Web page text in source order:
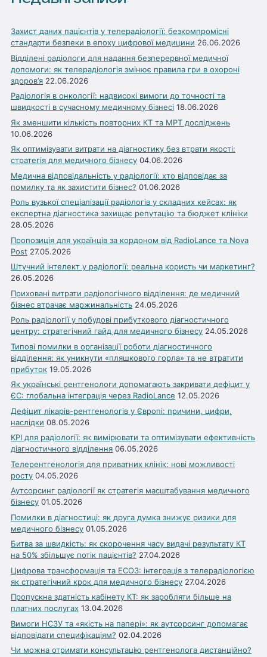
Захист даних пацієнтів у телерадіології: безкомпромісні
стандарти безпеки в епоху цифрової медицини 26.06.2026
Відділені радіологи для надання безперервної медичної
допомоги: як телерадіологія змінює правила гри в охороні
здоров’я 22.06.2026
Радіологія в онкології: надвисокі вимоги до точності та
швидкості в сучасному медичному бізнесі 18.06.2026
Як зменшити кількість повторних КТ та МРТ досліджень
10.06.2026
Як оптимізувати витрати на діагностику без втрати якості:
стратегія для медичного бізнесу 04.06.2026
Медична відповідальність у радіології: хто відповідає за
помилку та як захистити бізнес? 01.06.2026
Роль вузької спеціалізації радіологів у складних кейсах: як
експертна діагностика захищає репутацію та бюджет клініки
28.05.2026
Пропозиція для українців за кордоном від RadioLance та Nova
Post 27.05.2026
Штучний інтелект у радіології: реальна користь чи маркетинг?
26.05.2026
Приховані витрати радіологічного відділення: де медичний
бізнес втрачає маржинальність 24.05.2026
Роль радіології у побудові прибуткового діагностичного
центру: стратегічний гайд для медичного бізнесу 24.05.2026
Типові помилки в організації роботи діагностичного
відділення: як уникнути «пляшкового горла» та не втратити
прибуток 19.05.2026
Як українські рентгенологи допомагають закривати дефіцит у
ЄС: глобальна інтеграція через RadioLance 12.05.2026
Дефіцит лікарів-рентгенологів у Європі: причини, цифри,
наслідки 08.05.2026
KPI для радіології: як вимірювати та оптимізувати ефективність
діагностичного відділення 06.05.2026
Телерентгенологія для приватних клінік: нові можливості
росту 04.05.2026
Аутсорсинг радіології як стратегія масштабування медичного
бізнесу 01.05.2026
Помилки в діагностиці: як друга думка знижує ризики для
медичного бізнесу 01.05.2026
Битва за швидкість: як скорочення часу видачі результату КТ
на 50% збільшує потік пацієнтів? 27.04.2026
Цифрова трансформація та ЕСОЗ: інтеграція з телерадіологією
як стратегічний крок для медичного бізнесу 27.04.2026
Пропускна здатність кабінету КТ: як заробляти більше на
платних послугах 13.04.2026
Вимоги НСЗУ та «якість на папері»: як аутсорсинг допомагає
відповідати специфікаціям? 02.04.2026
Чи можна отримати консультацію рентгенолога дистанційно?